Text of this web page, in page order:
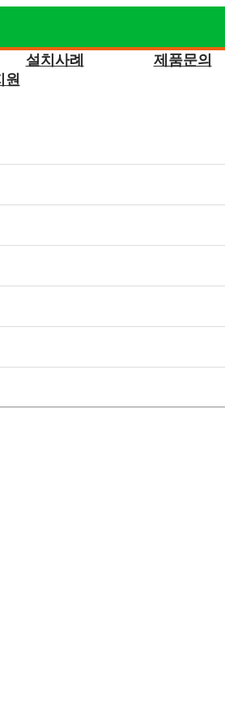
설치사례
제품문의
원